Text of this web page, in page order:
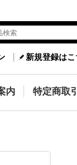
新規登録はこ
内 特定商取